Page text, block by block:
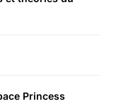
Princess